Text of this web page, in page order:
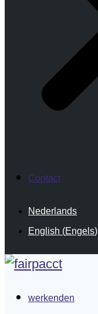
Contact
Nederlands
English (Engels)
werkenden